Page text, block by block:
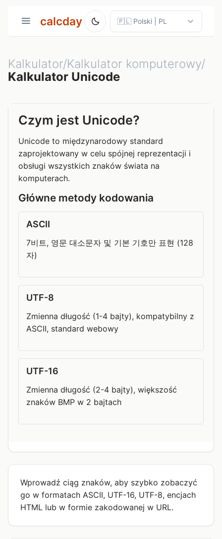
calcday
Kalkulator/Kalkulator komputerowy/
Kalkulator Unicode
Czym jest Unicode?
Unicode to międzynarodowy standard
zaprojektowany w celu spójnej reprezentacji i
obsługi wszystkich znaków świata na
komputerach.
Główne metody kodowania
ASCII
7비트, 영문 대소문자 및 기본 기호만 표현 (128
자)
UTF-8
Zmienna długość (1-4 bajty), kompatybilny z
ASCII, standard webowy
UTF-16
Zmienna długość (2-4 bajty), większość
znaków BMP w 2 bajtach
Wprowadź ciąg znaków, aby szybko zobaczyć
go w formatach ASCII, UTF-16, UTF-8, encjach
HTML lub w formie zakodowanej w URL.